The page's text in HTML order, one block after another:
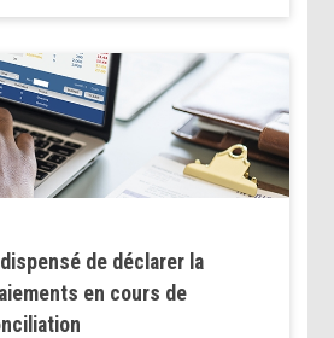
de déclarer la
en cours de